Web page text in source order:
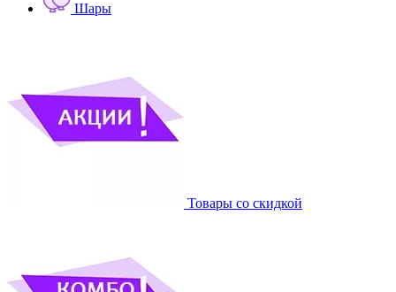
Шары
Товары со скидкой